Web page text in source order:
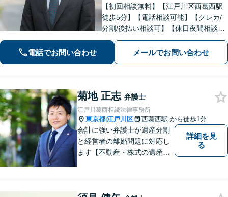
【初回相談無料】【江戸川区西葛西駅
徒歩5分】【電話相談可能】【クレカ/
分割/後払い相談可】【休日夜間相談可
能】地域密着型の事務所です。お悩み
の方はお気軽にご相談ください。実績
と経験が豊富な弁護士が、フットワー
電話でお問い合わせ メールでお問い合わせ
菊地 正志 弁護士
江戸川葛西相続法律事務所
東京都|江戸川区 西葛西駅 から徒歩1分
会計に強い弁護士が遺産分割
と経営者の離婚問題に対応し
ます【不動産・株式の遺産分
詳細を見
る